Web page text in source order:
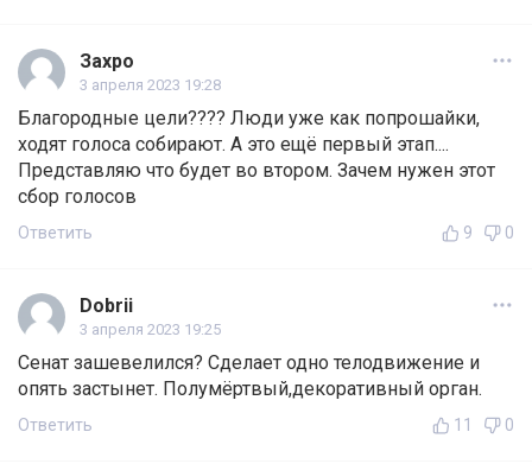
Захро
3 апреля 2023 19:28
Благородные цели???? Люди уже как попрошайки,
ходят голоса собирают. А это ещё первый этап....
Представляю что будет во втором. Зачем нужен этот
сбор голосов
Ответить 9 0
Dobrii
3 апреля 2023 19:25
Сенат зашевелился? Сделает одно телодвижение и
опять застынет. Полумёртвый,декоративный орган.
Ответить 11 0